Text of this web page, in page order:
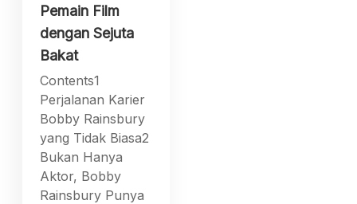
Pemain Film
dengan Sejuta
Bakat
Contents1
Perjalanan Karier
Bobby Rainsbury
yang Tidak Biasa2
Bukan Hanya
Aktor, Bobby
Rainsbury Punya